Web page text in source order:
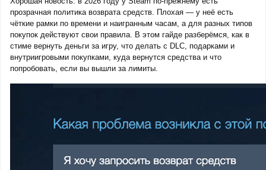
прозрачная политика возврата средств. Плохая — у неё есть
чёткие рамки по времени и наигранным часам, а для разных типов
покупок действуют свои правила. В этом гайде разберёмся, как в
стиме вернуть деньги за игру, что делать с DLC, подарками и
внутриигровыми покупками, куда вернутся средства и что
попробовать, если вы вышли за лимиты.